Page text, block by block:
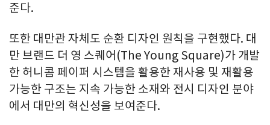
준다.
또한 대만관 자체도 순환 디자인 원칙을 구현했다. 대
만 브랜드 더 영 스퀘어(The Young Square)가 개발
한 허니콤 페이퍼 시스템을 활용한 재사용 및 재활용
가능한 구조는 지속 가능한 소재와 전시 디자인 분야
에서 대만의 혁신성을 보여준다.